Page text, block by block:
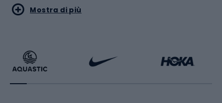
Sport acquatici
Bikepacking
Sport di arti marziali
Sport con le racchette
Mostra di più